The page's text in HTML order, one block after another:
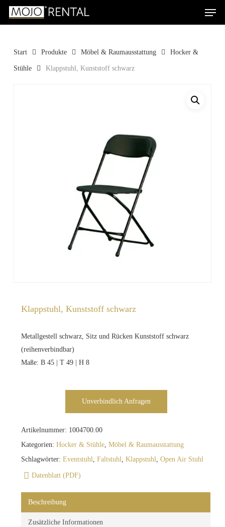
Skip
Products
search
Suchen
Menu
Start Produkte Möbel & Raumausstattung Hocker &
Stühle Klappstuhl, Kunststoff schwarz
Klappstuhl, Kunststoff schwarz
Metallgestell schwarz, Sitz und Rücken Kunststoff schwarz
(reihenverbindbar)
Maße: B 45 | T 49 | H 8
Unverbindlich Anfragen
Artikelnummer: 1004700.00
Kategorien: Hocker & Stühle, Möbel & Raumausstattung
Schlagwörter: Eventstuhl, Faltstuhl, Klappstuhl, Open Air Stuhl
Datenblatt (PDF)
Beschreibung
Zusätzliche Informationen